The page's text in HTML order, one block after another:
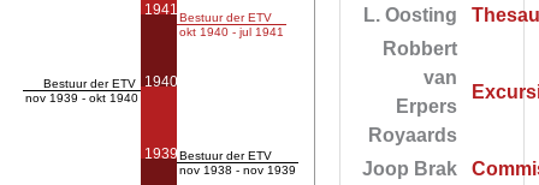
L. Oosting
Robbert
van
Erpers
Royaards
Joop Brak
Bestuur der ETV
nov 1939 - okt 1940
1941
1940
1939
Bestuur der ETV
okt 1940 - jul 1941
Bestuur der ETV
nov 1938 - nov 1939